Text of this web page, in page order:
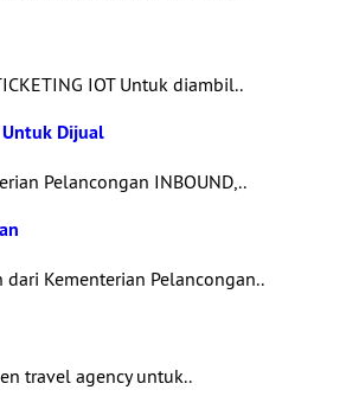
IOT Untuk diambil..
Untuk Dijual
Pelancongan INBOUND,..
Kementerian Pelancongan..
travel agency untuk..